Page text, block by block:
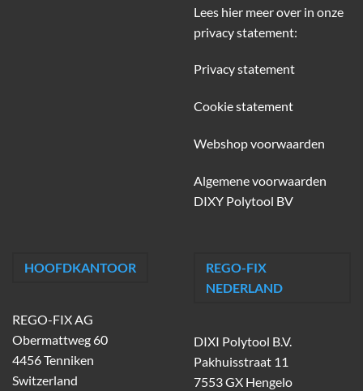
Lees hier meer over in onze
privacy statement:
Privacy statement
Cookie statement
Webshop voorwaarden
Algemene voorwaarden
DIXY Polytool BV
HOOFDKANTOOR
REGO-FIX AG
Obermattweg 60
4456 Tenniken
Switzerland
REGO-FIX
NEDERLAND
DIXI Polytool B.V.
Pakhuisstraat 11
7553 GX Hengelo